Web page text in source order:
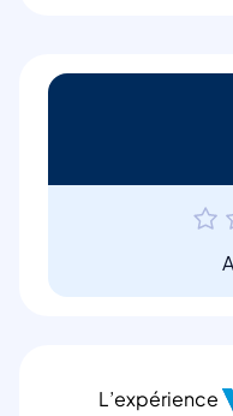
L’expérience